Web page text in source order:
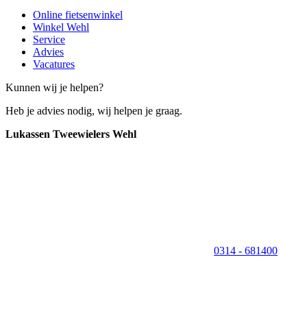
Online fietsenwinkel
Winkel Wehl
Service
Advies
Vacatures
Kunnen wij je helpen?
Heb je advies nodig, wij helpen je graag.
Lukassen Tweewielers Wehl
0314 - 681400